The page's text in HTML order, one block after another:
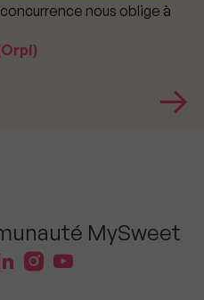
nous oblige à
MySweet